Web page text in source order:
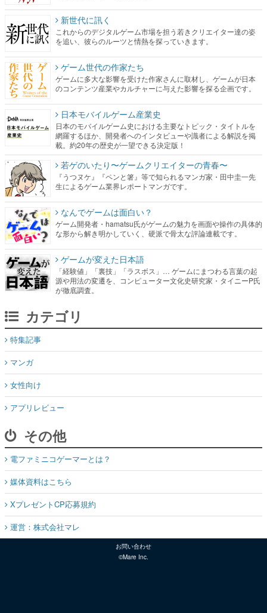
新世代に訊く
これからのデジタルゲーム市場を担う若きクリエイター達の姿
を追い、彼らのルーツと情熱を探っていきます。
ゲーム世代の作家たち
ゲームに多大な影響を受けた作家さんに取材し、ゲームが日本
のコンテンツ産業やカルチャーに与えた影響を探る企画です。
日本モバイルゲーム産業史
日本のモバイルゲーム史における主要なトピック・タイトルを
網羅するほか、開発者へのインタビューや識者による解説を掲
載。約20年の歴史が一望できる決定版！
若ゲのいたり〜ゲームクリエイターの青春〜
『うつヌケ』『ペンと箸』等で知られるマンガ家・田中圭一先
生によるゲーム業界レポートマンガです。
なんでゲームは面白い？
ゲーム開発者・hamatsu氏がゲームの魅力を画面や操作の具体的
な形から解き明かしていく、硬派で骨太な評論連載です。
ゲームが変えた日本語
「経験値」「裏技」「ラスボス」… ゲームにまつわる言葉の起
源や用法の変遷を、コンピューター文化史研究家・タイニーP氏
が徹底調査。
カテゴリ
特集記事
マンガ
女性向け
アプリレビュー
その他
電ファミニコゲーマーとは？
媒体資料はこちら
XプレゼントCP応募規約
運営：株式会社マレ
お問い合わせ
©Mare Inc.